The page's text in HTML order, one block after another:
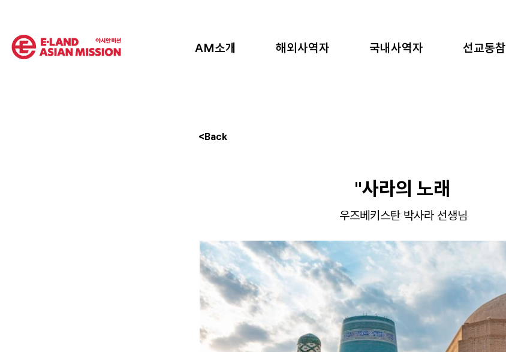
AM소개 해외사역자 국내사역자 선교동참
<Back
"사라의 노래
우즈베키스탄 박사라 선생님